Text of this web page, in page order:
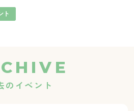
ト
のイベント